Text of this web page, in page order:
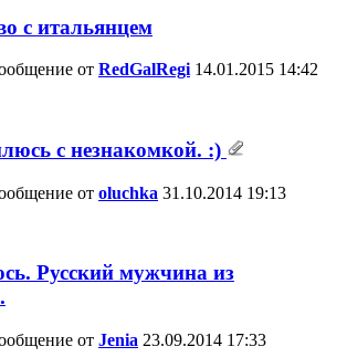
с итальянцем
от RedGalRegi 14.01.2015 14:42
с незнакомкой. :)
от oluchka 31.10.2014 19:13
Русский мужчина из
от Jenia 23.09.2014 17:33